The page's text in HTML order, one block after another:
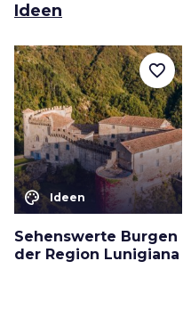
Ideen
color_lens Ideen
Sehenswerte Burgen
der Region Lunigiana
favorite_border